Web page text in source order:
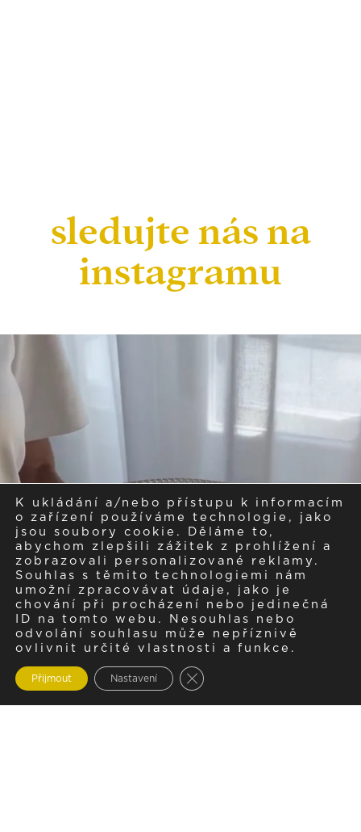
sledujte nás na
instagramu
K ukládání a/nebo přístupu k informacím
o zařízení používáme technologie, jako
jsou soubory cookie. Děláme to,
abychom zlepšili zážitek z prohlížení a
zobrazovali personalizované reklamy.
Souhlas s těmito technologiemi nám
umožní zpracovávat údaje, jako je
chování při procházení nebo jedinečná
ID na tomto webu. Nesouhlas nebo
odvolání souhlasu může nepříznivě
ovlivnit určité vlastnosti a funkce.
Přijmout Nastavení Zavřít cookie lištu GDPR